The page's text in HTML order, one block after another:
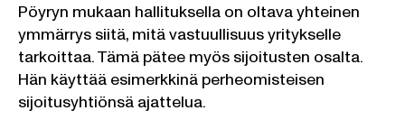
Pöyryn mukaan hallituksella on oltava yhteinen
ymmärrys siitä, mitä vastuullisuus yritykselle
tarkoittaa. Tämä pätee myös sijoitusten osalta.
Hän käyttää esimerkkinä perheomisteisen
sijoitusyhtiönsä ajattelua.